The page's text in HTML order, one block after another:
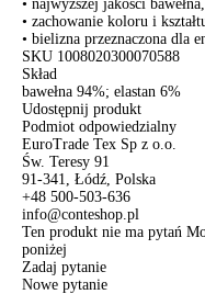
• najwyższej jakości bawełna,
• zachowanie koloru i
• bielizna przeznaczona dla
SKU 1008020300070588
Skład
bawełna 94%; elastan 6%
Udostępnij produkt
Podmiot odpowiedzialny
EuroTrade Tex Sp z o.o.
Św. Teresy 91
91-341, Łódź, Polska
+48 500-503-636
info@conteshop.pl
Ten produkt nie ma pytań
poniżej
Zadaj pytanie
Nowe pytanie